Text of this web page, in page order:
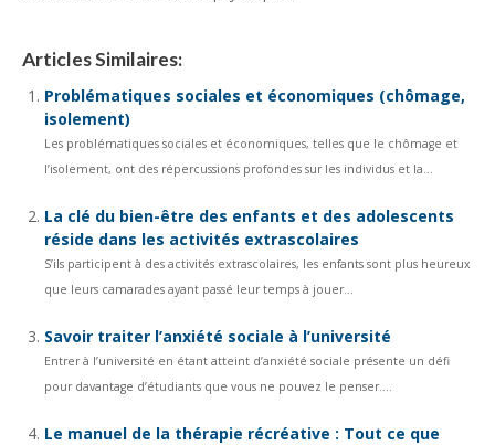
Articles Similaires:
Problématiques sociales et économiques (chômage,
isolement)
Les problématiques sociales et économiques, telles que le chômage et
l’isolement, ont des répercussions profondes sur les individus et la...
La clé du bien-être des enfants et des adolescents
réside dans les activités extrascolaires
S’ils participent à des activités extrascolaires, les enfants sont plus heureux
que leurs camarades ayant passé leur temps à jouer...
Savoir traiter l’anxiété sociale à l’université
Entrer à l’université en étant atteint d’anxiété sociale présente un défi
pour davantage d’étudiants que vous ne pouvez le penser....
Le manuel de la thérapie récréative : Tout ce que